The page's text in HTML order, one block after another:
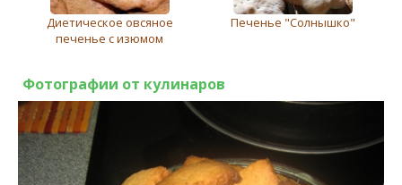
Диетическое овсяное
печенье с изюмом
Печенье "Солнышко"
Фотографии от кулинаров